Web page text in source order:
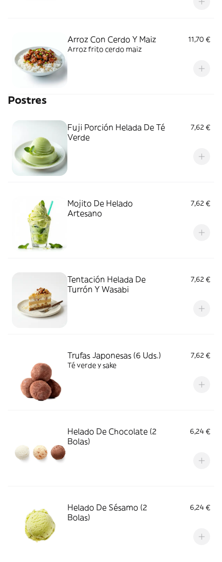
Arroz Con Cerdo Y Maiz
11,70 €
Arroz frito cerdo maiz
Postres
Fuji Porción Helada De Té
Verde
7,62 €
Mojito De Helado
Artesano
7,62 €
Tentación Helada De
Turrón Y Wasabi
7,62 €
Trufas Japonesas (6 Uds.)
7,62 €
Té verde y sake
Helado De Chocolate (2
Bolas)
6,24 €
Helado De Sésamo (2
Bolas)
6,24 €